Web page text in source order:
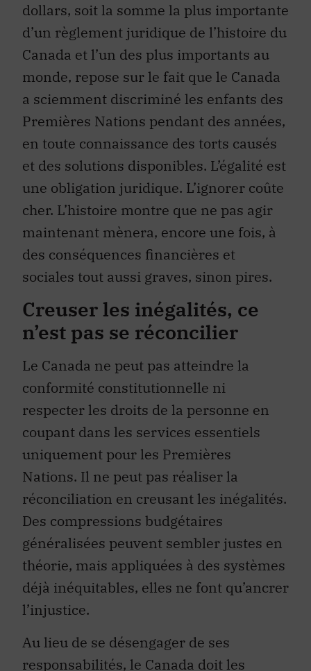
dollars, soit la somme la plus importante
d’un règlement juridique de l’histoire du
Canada et l’un des plus importants au
monde, repose sur le fait que le Canada
a sciemment discriminé les enfants des
Premières Nations pendant des années,
en toute connaissance des torts causés
et des solutions disponibles. L’égalité est
une obligation juridique. L’ignorer coûte
cher. L’histoire montre que ne pas agir
maintenant mènera, encore une fois, à
des conséquences financières et
sociales tout aussi graves, sinon pires.
Creuser les inégalités, ce
n’est pas se réconcilier
Le Canada ne peut pas atteindre la
conformité constitutionnelle ni
respecter les droits de la personne en
coupant dans les services essentiels
uniquement pour les Premières
Nations. Il ne peut pas réaliser la
réconciliation en creusant les inégalités.
Des compressions budgétaires
généralisées peuvent sembler justes en
théorie, mais appliquées à des systèmes
déjà inéquitables, elles ne font qu’ancrer
l’injustice.
Au lieu de se désengager de ses
responsabilités, le Canada doit les